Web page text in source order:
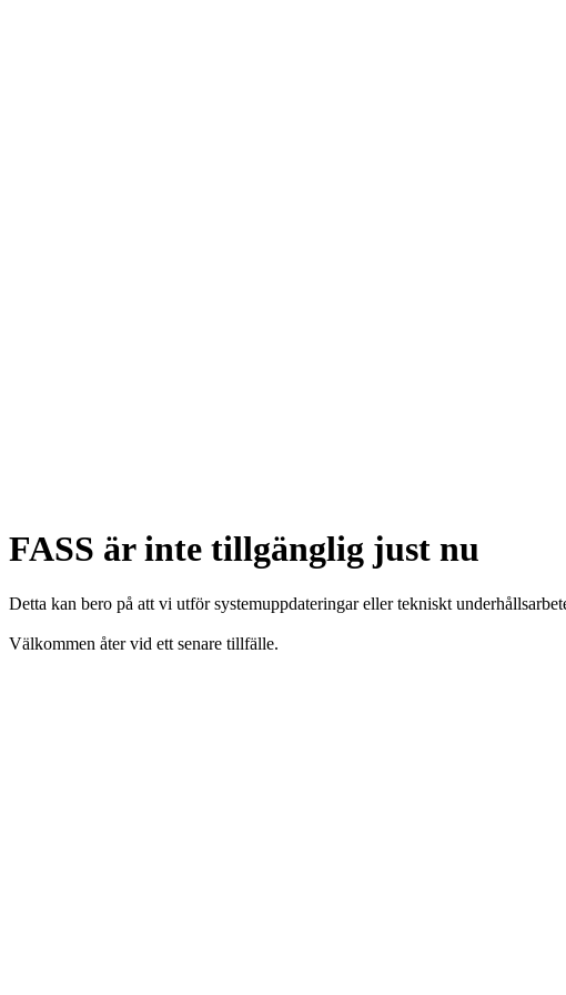
FASS är inte tillgänglig just nu
Detta kan bero på att vi utför systemuppdateringar eller tekniskt
Välkommen åter vid ett senare tillfälle.